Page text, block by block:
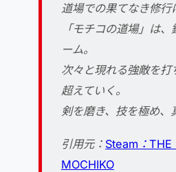
道場での果てなき修行
「モチコの道場」は
ーム。
次々と現れる強敵を打
超えていく。
剣を磨き、技を極め、
引用元： Steam：THE
MOCHIKO